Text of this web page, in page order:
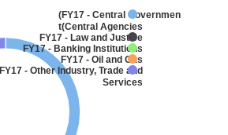
FY17 - Central Government
(Central Agencies
)
FY17 - Law and Justice
FY17 - Banking Institutions
FY17 - Oil and Gas
FY17 - Other Industry, Trade and
Services